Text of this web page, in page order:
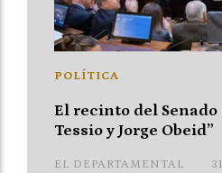
El recinto del Senado
Tessio y Jorge Obeid”
EL DEPARTAMENTAL
POLÍTICA